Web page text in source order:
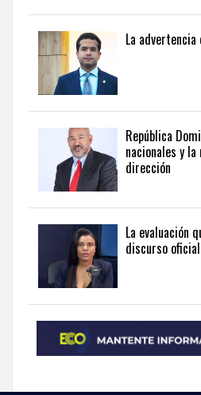
La advertencia
República
nacionales y la
dirección
La evaluación
discurso oficial